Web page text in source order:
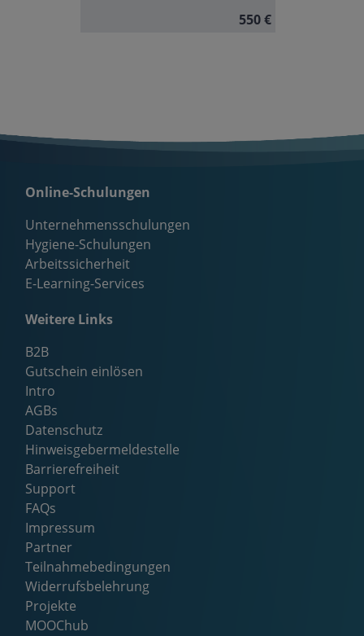
550 €
Online-Schulungen
Unternehmensschulungen
Hygiene-Schulungen
Arbeitssicherheit
E-Learning-Services
Weitere Links
B2B
Gutschein einlösen
Intro
AGBs
Datenschutz
Hinweisgebermeldestelle
Barrierefreiheit
Support
FAQs
Impressum
Partner
Teilnahmebedingungen
Widerrufsbelehrung
Projekte
MOOChub